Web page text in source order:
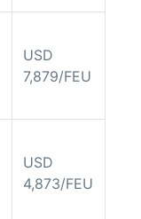
USD
7,879/FEU
USD
4,873/FEU